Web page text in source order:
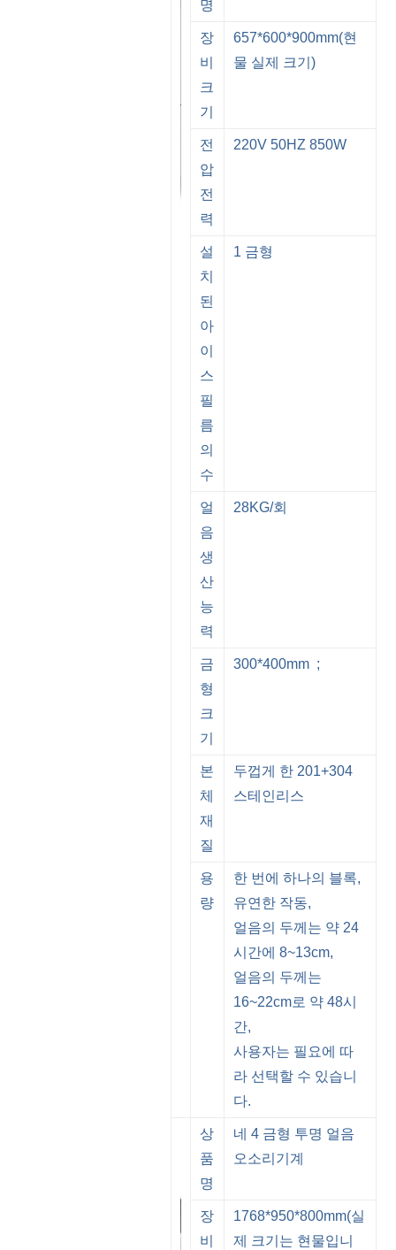
명
장
비
크
기
657*600*900mm(현
물 실제 크기)
전
압
전
력
220V 50HZ 850W
설
치
된
아
이
스
필
름
의
수
1 금형
얼
음
생
산
능
력
28KG/회
금
형
크
기
300*400mm ;
본
체
재
질
두껍게 한 201+304
스테인리스
용
량
한 번에 하나의 블록,
유연한 작동,
얼음의 두께는 약 24
시간에 8~13cm,
얼음의 두께는
16~22cm로 약 48시
간,
사용자는 필요에 따
라 선택할 수 있습니
다.
상
품
명
네 4 금형 투명 얼음
오소리 기계
장
비
1768*950*800mm(실
제 크기는 현물입니